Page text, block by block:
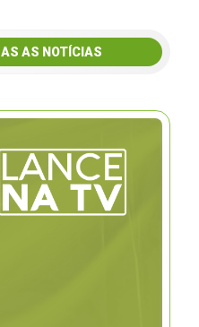
AS NOTÍCIAS